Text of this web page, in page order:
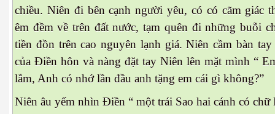
chiều. Niên đi bên cạnh người yêu, có có cãm giác
êm đềm về trên đất nước, tạm quên đi những buỗi
tiền đồn trên cao nguyên lạnh giá. Niên cầm bàn tay
của Điền hôn và nàng đặt tay Niên lên mặt mình “
lắm, Anh có nhớ lần đầu anh tặng em cái gì không?”
Niên âu yếm nhìn Điền “ một trái Sao hai cánh có